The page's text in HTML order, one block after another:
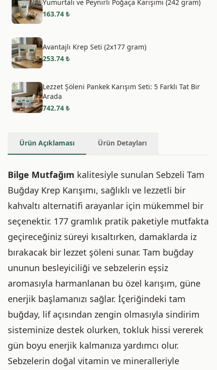
Yumurtalı ve Peynirli Poğaça Karışımı (242 gram)
163.74 ₺
Avantajlı Krep Seti (2x177 gram)
253.74 ₺
Lezzet Şöleni Pankek Karışım Seti: 5 Farklı Tat Bir
Arada
742.74 ₺
Ürün Açıklaması Ürün Detayları
Bilge Mutfağım kalitesiyle sunulan Sebzeli Tam
Buğday Krep Karışımı, sağlıklı ve lezzetli bir
kahvaltı alternatifi arayanlar için mükemmel bir
seçenektir. 177 gramlık pratik paketiyle mutfakta
geçireceğiniz süreyi kısaltırken, damaklarda iz
bırakacak bir lezzet şöleni sunar. Tam buğday
ununun besleyiciliği ve sebzelerin eşsiz
aromasıyla harmanlanan bu özel karışım, güne
enerjik başlamanızı sağlar. İçeriğindeki tam
buğday, lif açısından zengin olmasıyla sindirim
sisteminize destek olurken, tokluk hissi vererek
gün boyu enerjik kalmanıza yardımcı olur.
Sebzelerin doğal vitamin ve mineralleriyle